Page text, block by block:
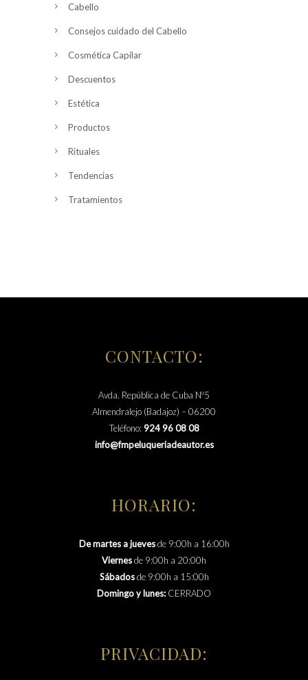
Cabello
Consejos cuidado del Cabello
Cosmética Capilar
Descuentos
Estética
Productos
Rituales
Tendencias
Tratamientos
CONTACTO:
Avda. República de Cuba Nº5
Almendralejo (Badajoz) – 06200
Teléfono: 924 96 08 08
info@fmpeluqueriadeautor.es
HORARIO:
De martes a juevesde 9:00h a 16:00h
Viernesde 9:00h a 20:00h
Sábadosde 9:00h a 15:00h
Domingo y lunes: CERRADO
PRIVACIDAD: